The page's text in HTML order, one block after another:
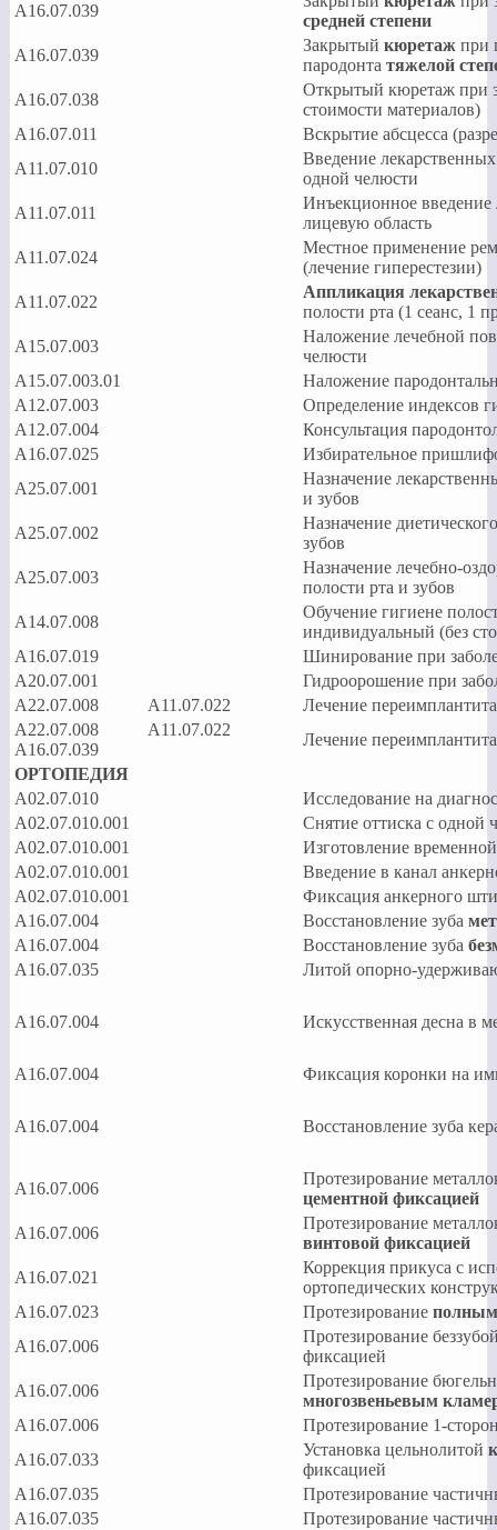
A16.07.039
средней степени
A16.07.039
Закрытый кюретаж при
пародонта тяжелой
A16.07.038
Открытый кюретаж при
стоимости материалов)
A16.07.011
Вскрытие абсцесса
A11.07.010
Введение
одной челюсти
A11.07.011
Инъекционное введение
лицевую область
A11.07.024
Местное применение
(лечение гиперестезии)
A11.07.022
Аппликация
полости рта (1 сеанс, 1
А15.07.003
Наложение лечебной
челюсти
А15.07.003.01
Наложение
A12.07.003
Определение индексов
A12.07.004
Консультация
A16.07.025
Избирательное
А25.07.001
Назначение
и зубов
А25.07.002
Назначение
зубов
А25.07.003
Назначение лечебно-
полости рта и зубов
А14.07.008
Обучение гигиене
индивидуальный (без
А16.07.019
Шинирование при
А20.07.001
Гидроорошение при
А22.07.008 A11.07.022
Лечение
А22.07.008 A11.07.022
A16.07.039
Лечение
ОРТОПЕДИЯ
А02.07.010
Исследование на
А02.07.010.001
Снятие оттиска с одной
А02.07.010.001
Изготовление
А02.07.010.001
Введение в канал
А02.07.010.001
Фиксация анкерного
A16.07.004
Восстановление зуба
A16.07.004
Восстановление зуба
A16.07.035
Литой опорно-
A16.07.004 Искусственная десна в
A16.07.004 Фиксация коронки на
A16.07.004 Восстановление зуба
A16.07.006
Протезирование
цементной фиксацией
A16.07.006
Протезирование
винтовой фиксацией
А16.07.021
Коррекция прикуса с
ортопедических
A16.07.023
Протезирование
A16.07.006
Протезирование
фиксацией
A16.07.006
Протезирование
многозвеньевым
A16.07.006
Протезирование 1-
A16.07.033
Установка цельнолитой
фиксацией
A16.07.035
Протезирование
A16.07.035
Протезирование